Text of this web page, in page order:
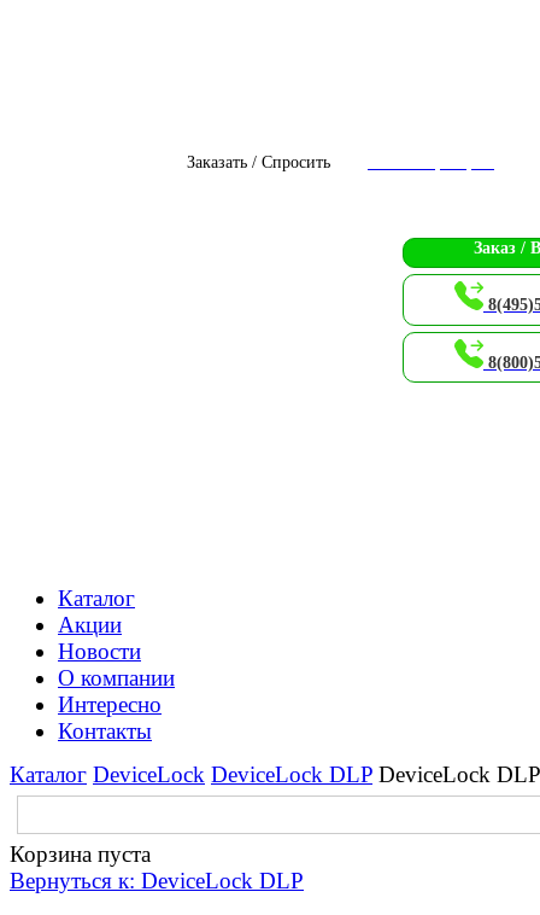
Заказать / Спросить
Заказ /
Каталог
Акции
Новости
О компании
Интересно
Контакты
Каталог DeviceLock DeviceLock DLP DeviceLock
Корзина пуста
Вернуться к: DeviceLock DLP